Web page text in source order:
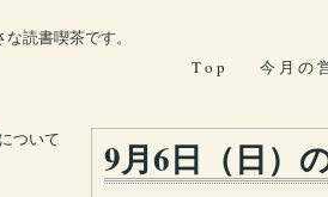
読書喫茶です。
T o p
今 月 の
9月6日（日）
ついて